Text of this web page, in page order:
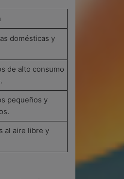
domésticas y
de alto consumo
pequeños y
al aire libre y